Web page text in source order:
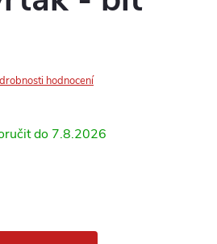
hodnocení
7.8.2026